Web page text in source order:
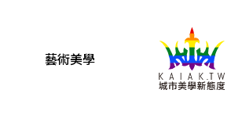
藝術美學